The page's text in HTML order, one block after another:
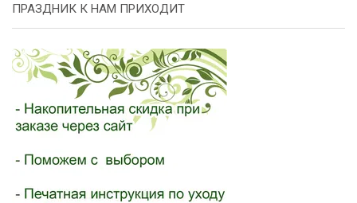
ПРАЗДНИК К НАМ ПРИХОДИТ